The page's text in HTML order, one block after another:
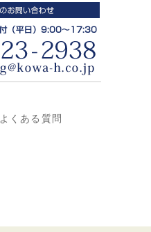
よくある質問